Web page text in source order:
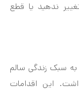
ندهید یا قطع
به سبک زندگی سالم
این اقدامات